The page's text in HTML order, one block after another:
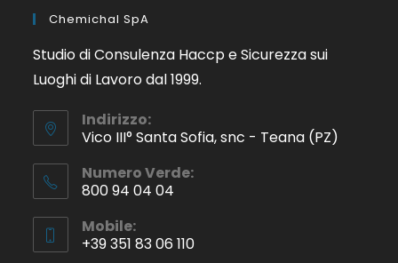
Chemichal SpA
Studio di Consulenza Haccp e Sicurezza sui
Luoghi di Lavoro dal 1999.
Indirizzo:
Vico III° Santa Sofia, snc - Teana (PZ)
Numero Verde:
800 94 04 04
Mobile:
+39 351 83 06 110